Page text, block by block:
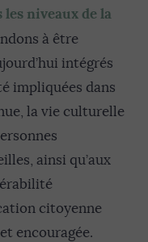
niveaux de la
à être
intégrés
impliquées dans
la vie culturelle
ainsi qu’aux
citoyenne
encouragée.